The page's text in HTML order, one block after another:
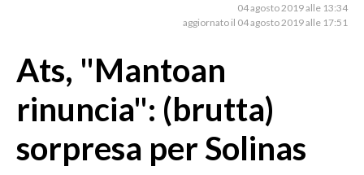
MEDIO CAMPIDANO
ORISTANO E PROVINCIA
SASSARI E PROVINCIA
NUORO E PROVINCIA
04 agosto 2019 alle 13:34
aggiornato il 04 agosto 2019 alle 17:51
Ats, "Mantoan
rinuncia": (brutta)
sorpresa per Solinas